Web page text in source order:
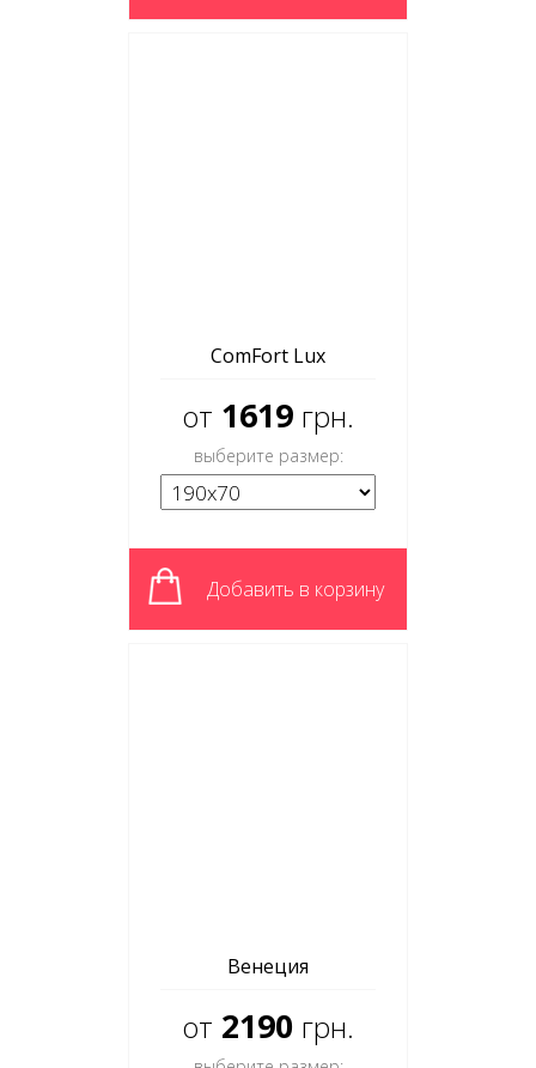
ComFort Lux
от 1619 грн.
выберите размер:
Добавить в корзину
Венеция
от 2190 грн.